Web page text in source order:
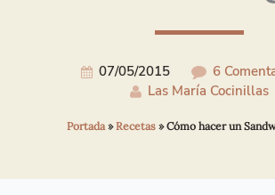
07/05/2015
6
Las María Cocinillas
Portada»Recetas »Cómo hacer un